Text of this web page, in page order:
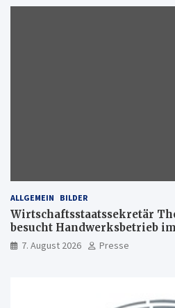
ALLGEMEIN BILDER
Wirtschaftsstaatssekretär
besucht Handwerksbetrieb
Freiburg
7. August 2026 Presse